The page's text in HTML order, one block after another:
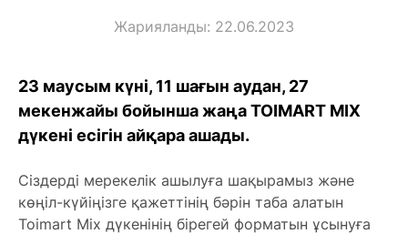
Жарияланды: 22.06.2023
23 маусым күні, 11 шағын аудан, 27
мекенжайы бойынша жаңа TOIMART MIX
дүкені есігін айқара ашады.
Сіздерді мерекелік ашылуға шақырамыз және
көңіл-күйіңізге қажеттінің бәрін таба алатын
Toimart Mix дүкенінің бірегей форматын ұсынуға